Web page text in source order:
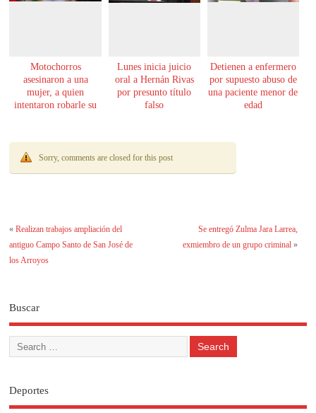
Motochorros
asesinaron a una
mujer, a quien
intentaron robarle su
Lunes inicia juicio
oral a Hernán Rivas
por presunto título
falso
Detienen a enfermero
por supuesto abuso de
una paciente menor de
edad
Sorry, comments are closed for this post
«Realizan trabajos ampliación del
antiguo Campo Santo de San José de
los Arroyos
Se entregó Zulma Jara Larrea,
exmiembro de un grupo criminal»
Buscar
Deportes